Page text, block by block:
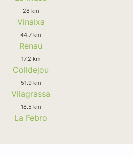
28 km
Vinaixa
44.7 km
Renau
17.2 km
Colldejou
51.9 km
Vilagrassa
18.5 km
La Febro